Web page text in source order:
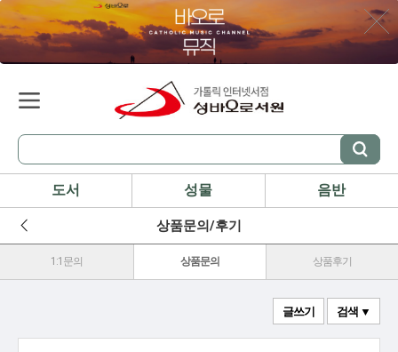
도서 성물 음반
상품문의/후기
1:1문의 상품문의 상품후기
글쓰기 검색 ▼